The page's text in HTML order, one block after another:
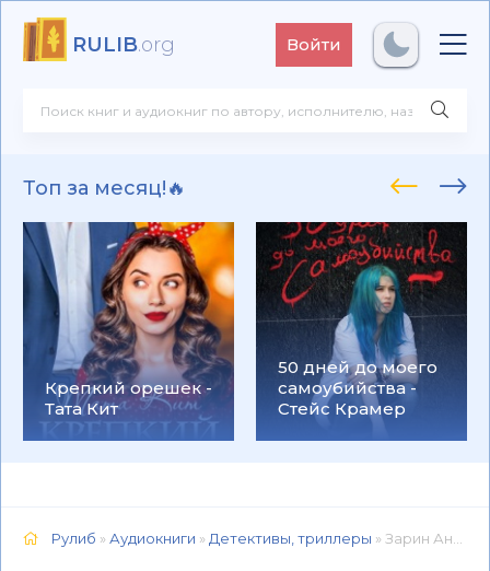
RULIB.org Войти
Топ за месяц!🔥
Крепкий орешек -
Тата Кит
50 дней до моего
самоубийства -
Стейс Крамер
Рулиб »Аудиокниги » Детективы, триллеры » Зарин Андрей - Потеря чести 📕 - Книга онлайн бесплатно